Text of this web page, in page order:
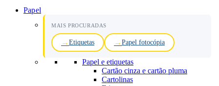
Papel
MAIS PROCURADAS
Etiquetas Papel fotocópia
Papel e etiquetas
Cartão cinza e cartão pluma
Cartolinas